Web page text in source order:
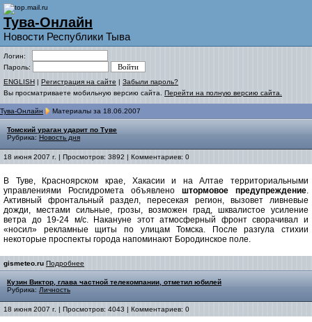
Тува-Онлайн
Новости Республики Тыва
Логин:
Пароль:
ENGLISH | Регистрация на сайте | Забыли пароль?
Вы просматриваете мобильную версию сайта. Перейти на полную версию сайта.
Тува-Онлайн Материалы за 18.06.2007
Томский ураган ударит по Туве
Рубрика: Новость дня
18 июня 2007 г. | Просмотров: 3892 | Комментариев: 0
В Туве, Красноярском крае, Хакасии и на Алтае территориальными
управлениями Росгидромета объявлено штормовое предупреждение.
Активный фронтальный раздел, пересекая регион, вызовет ливневые
дожди, местами сильные, грозы, возможен град, шквалистое усиление
ветра до 19-24 м/с. Накануне этот атмосферный фронт сворачивал и
«носил» рекламные щиты по улицам Томска. После разгула стихии
некоторые проспекты города напоминают Бородинское поле.
gismeteo.ru Подробнее
Кузин Виктор, глава частной телекомпании, отметил юбилей
Рубрика: Личность
18 июня 2007 г. | Просмотров: 4043 | Комментариев: 0